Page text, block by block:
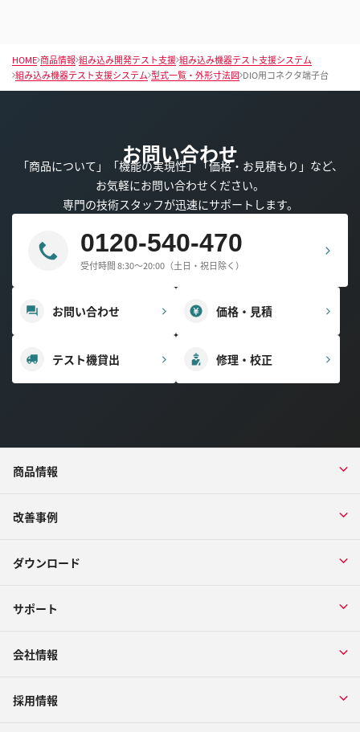
HOME 商品情報 組み込み開発テスト支援 組み込み機器テスト支援システム
組み込み機器テスト支援システム 型式一覧・外形寸法図 DIO用コネクタ端子台
お問い合わせ
「商品について」「機能の実現性」「価格・お見積もり」など、
お気軽にお問い合わせください。
専門の技術スタッフが迅速にサポートします。
0120-540-470
受付時間 8:30～20:00（土日・祝日除く）
お問い合わせ 価格・見積
テスト機貸出 修理・校正
商品情報
改善事例
ダウンロード
サポート
会社情報
採用情報